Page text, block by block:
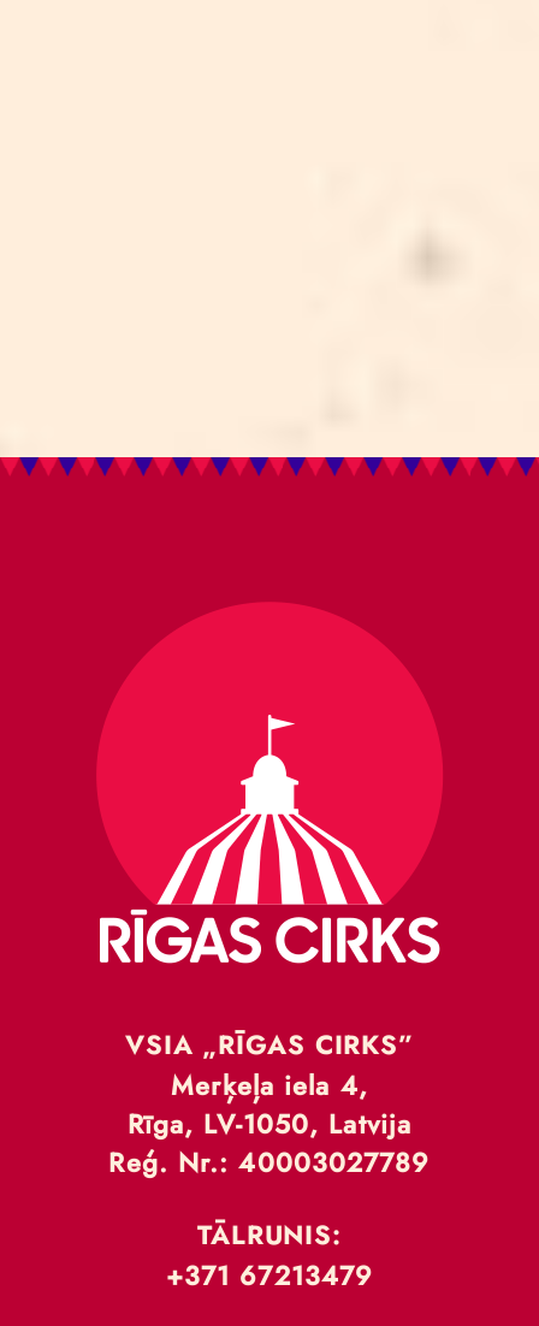
VSIA „RĪGAS CIRKS”
Merķeļa iela 4,
Rīga, LV-1050, Latvija
Reģ. Nr.: 40003027789
TĀLRUNIS:
+371 67213479